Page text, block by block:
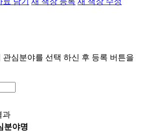
관심분야를 선택 하신 후 등록 버튼을
과
분야명